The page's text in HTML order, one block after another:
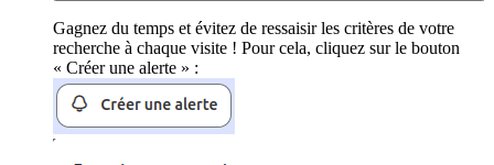
Gagnez du temps et évitez de ressaisir les critères de votre
recherche à chaque visite ! Pour cela, cliquez sur le bouton
« Créer une alerte » :